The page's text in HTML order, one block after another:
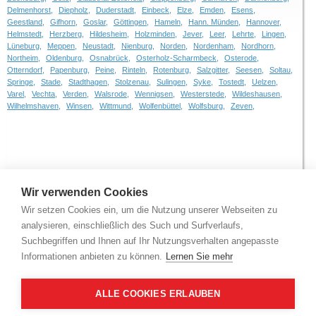
Wir verwenden Cookies
Wir setzen Cookies ein, um die Nutzung unserer Webseiten zu
analysieren, einschließlich des Such und Surfverlaufs,
Suchbegriffen und Ihnen auf Ihr Nutzungsverhalten angepasste
Informationen anbieten zu können. Lernen Sie mehr
ALLE COOKIES ERLAUBEN
Delmenhorst,
Diepholz, Duderstadt, Einbeck, Elze, Emden,
Esens,
Geestland,
Gifhorn, Goslar, Göttingen, Hameln, Hann. Münden,
Hannover,
Helmstedt,
Herzberg, Hildesheim, Holzminden, Jever, Leer, Lehrte,
Lingen,
Lüneburg,
Meppen, Neustadt, Nienburg, Norden, Nordenham,
Nordhorn,
Northeim,
Oldenburg, Osnabrück, Osterholz-Scharmbeck,
Osterode,
Otterndorf,
Papenburg, Peine, Rinteln, Rotenburg, Salzgitter, Seesen,
Soltau,
Springe,
Stade, Stadthagen, Stolzenau, Sulingen, Syke, Tostedt,
Uelzen,
Varel,
Vechta, Verden, Walsrode, Wennigsen, Westerstede,
Wildeshausen,
Wilhelmshaven,
Winsen, Wittmund, Wolfenbüttel, Wolfsburg, Zeven,